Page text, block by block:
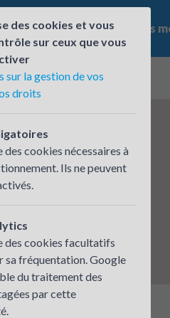
Qui participe ? Les offres
des cookies et vous
sur ceux que vous
sur la gestion de vos
droits
des cookies nécessaires à
Ils ne peuvent
des cookies facultatifs
sa fréquentation. Google
du traitement des
par cette